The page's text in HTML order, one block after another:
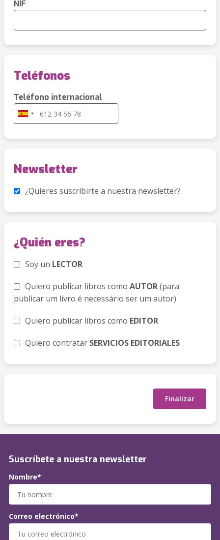
NIF
Teléfonos
Teléfono internacional
Newsletter
¿Quieres suscribirte a nuestra newsletter?
¿Quién eres?
Soy un LECTOR
Quiero publicar libros como AUTOR(para
publicar um livro é necessário ser um autor)
Quiero publicar libros como EDITOR
Quiero contratar SERVICIOS EDITORIALES
Finalizar
Suscríbete a nuestra newsletter
Nombre*
Correo electrónico*